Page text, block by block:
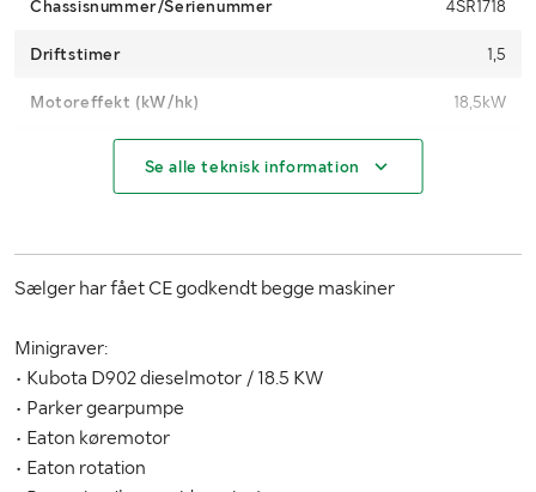
Chassisnummer/Serienummer 4SR1718
Driftstimer 1,5
Motoreffekt (kW/hk) 18,5kW
Bæltetype
Antal nøgler
MÅL OG VÆGT:
Vægt (kg)
Længde (mm)
Se alle teknisk information
Sælger har fået CE godkendt begge maskiner
Minigraver:
• Kubota D902 dieselmotor / 18.5 KW
• Parker gearpumpe
• Eaton køremotor
• Eaton rotation